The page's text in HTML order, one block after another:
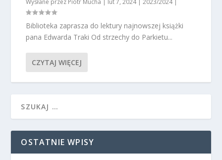
Wysłane przez Piotr Mucha | lut 7, 2024|2023/2024|
​Biblioteka zaprasza do lektury najnowszej książki
pana Edwarda Traki Od strzechy do Parkietu...
CZYTAJ WIĘCEJ
OSTATNIE WPISY